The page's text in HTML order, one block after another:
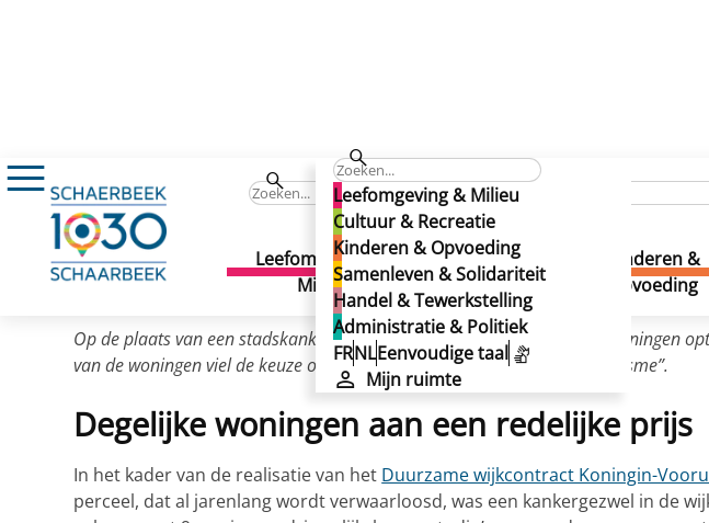
Leefomgeving & Milieu
Cultuur & Recreatie
Kinderen & Opvoeding
Samenleven & Solidariteit
Handel & Tewerkstelling
Administratie & Politiek
FRNLEenvoudige taal
Mijn ruimte
Leefomgeving &
Milieu
Cultuur &
Recreatie
Kinderen &
Opvoeding
Nieuwe woningen in de Jollystraat
Nieuwe woningen in de Jollystraat
Nieuwe woningen in de Jollystraat
Gepubliceerd op 24/10/2018
Op de plaats van een stadskanker wil de gemeente een gebouw met 9 woningen
van de woningen viel de keuze op de vzw “Mouvement Habitat & Humanisme”.
Degelijke woningen aan een redelijke prijs
In het kader van de realisatie van het Duurzame wijkcontract Koningin-
perceel, dat al jarenlang wordt verwaarloosd, was een kankergezwel in de